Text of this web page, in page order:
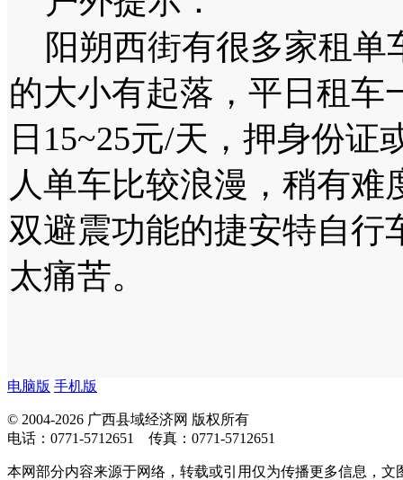
阳朔西街有很多家租单
的大小有起落，平日租车
日15~25元/天，押身份
人单车比较浪漫，稍有
双避震功能的捷安特自行
太痛苦。
电脑版 手机版
© 2004-2026 广西县域经济网 版权所有
电话：0771-5712651 传真：0771-5712651
本网部分内容来源于网络，转载或引用仅为传播更多信息，